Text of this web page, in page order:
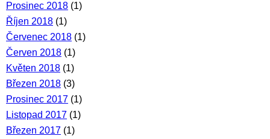
Prosinec 2018 (1)
Říjen 2018 (1)
Červenec 2018 (1)
Červen 2018 (1)
Květen 2018 (1)
Březen 2018 (3)
Prosinec 2017 (1)
Listopad 2017 (1)
Březen 2017 (1)